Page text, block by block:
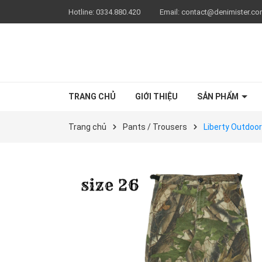
Hotline: 0334.880.420 Email:
TRANG CHỦ GIỚI THIỆU SẢN PHẨM
Trang chủ Pants / Trousers Liberty